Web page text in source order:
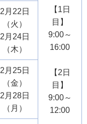
【1日
目】
9:00～
16:00
【2日
目】
9:00～
12:00
2月22日
（火）
2月24日
（木）
2月25日
（金）
2月28日
（月）